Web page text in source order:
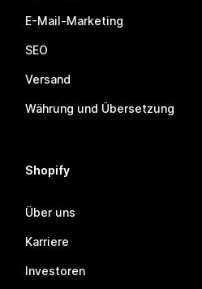
E-Mail-Marketing
SEO
Versand
Währung und Übersetzung
Shopify
Über uns
Karriere
Investoren